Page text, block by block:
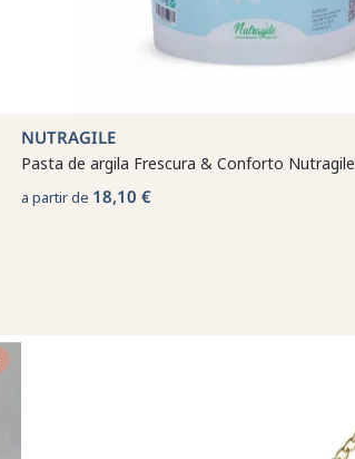
NUTRAGILE
Pasta de argila Frescura & Conforto Nutragile
a partir de 18,10 €